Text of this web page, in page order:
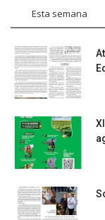
Esta semana